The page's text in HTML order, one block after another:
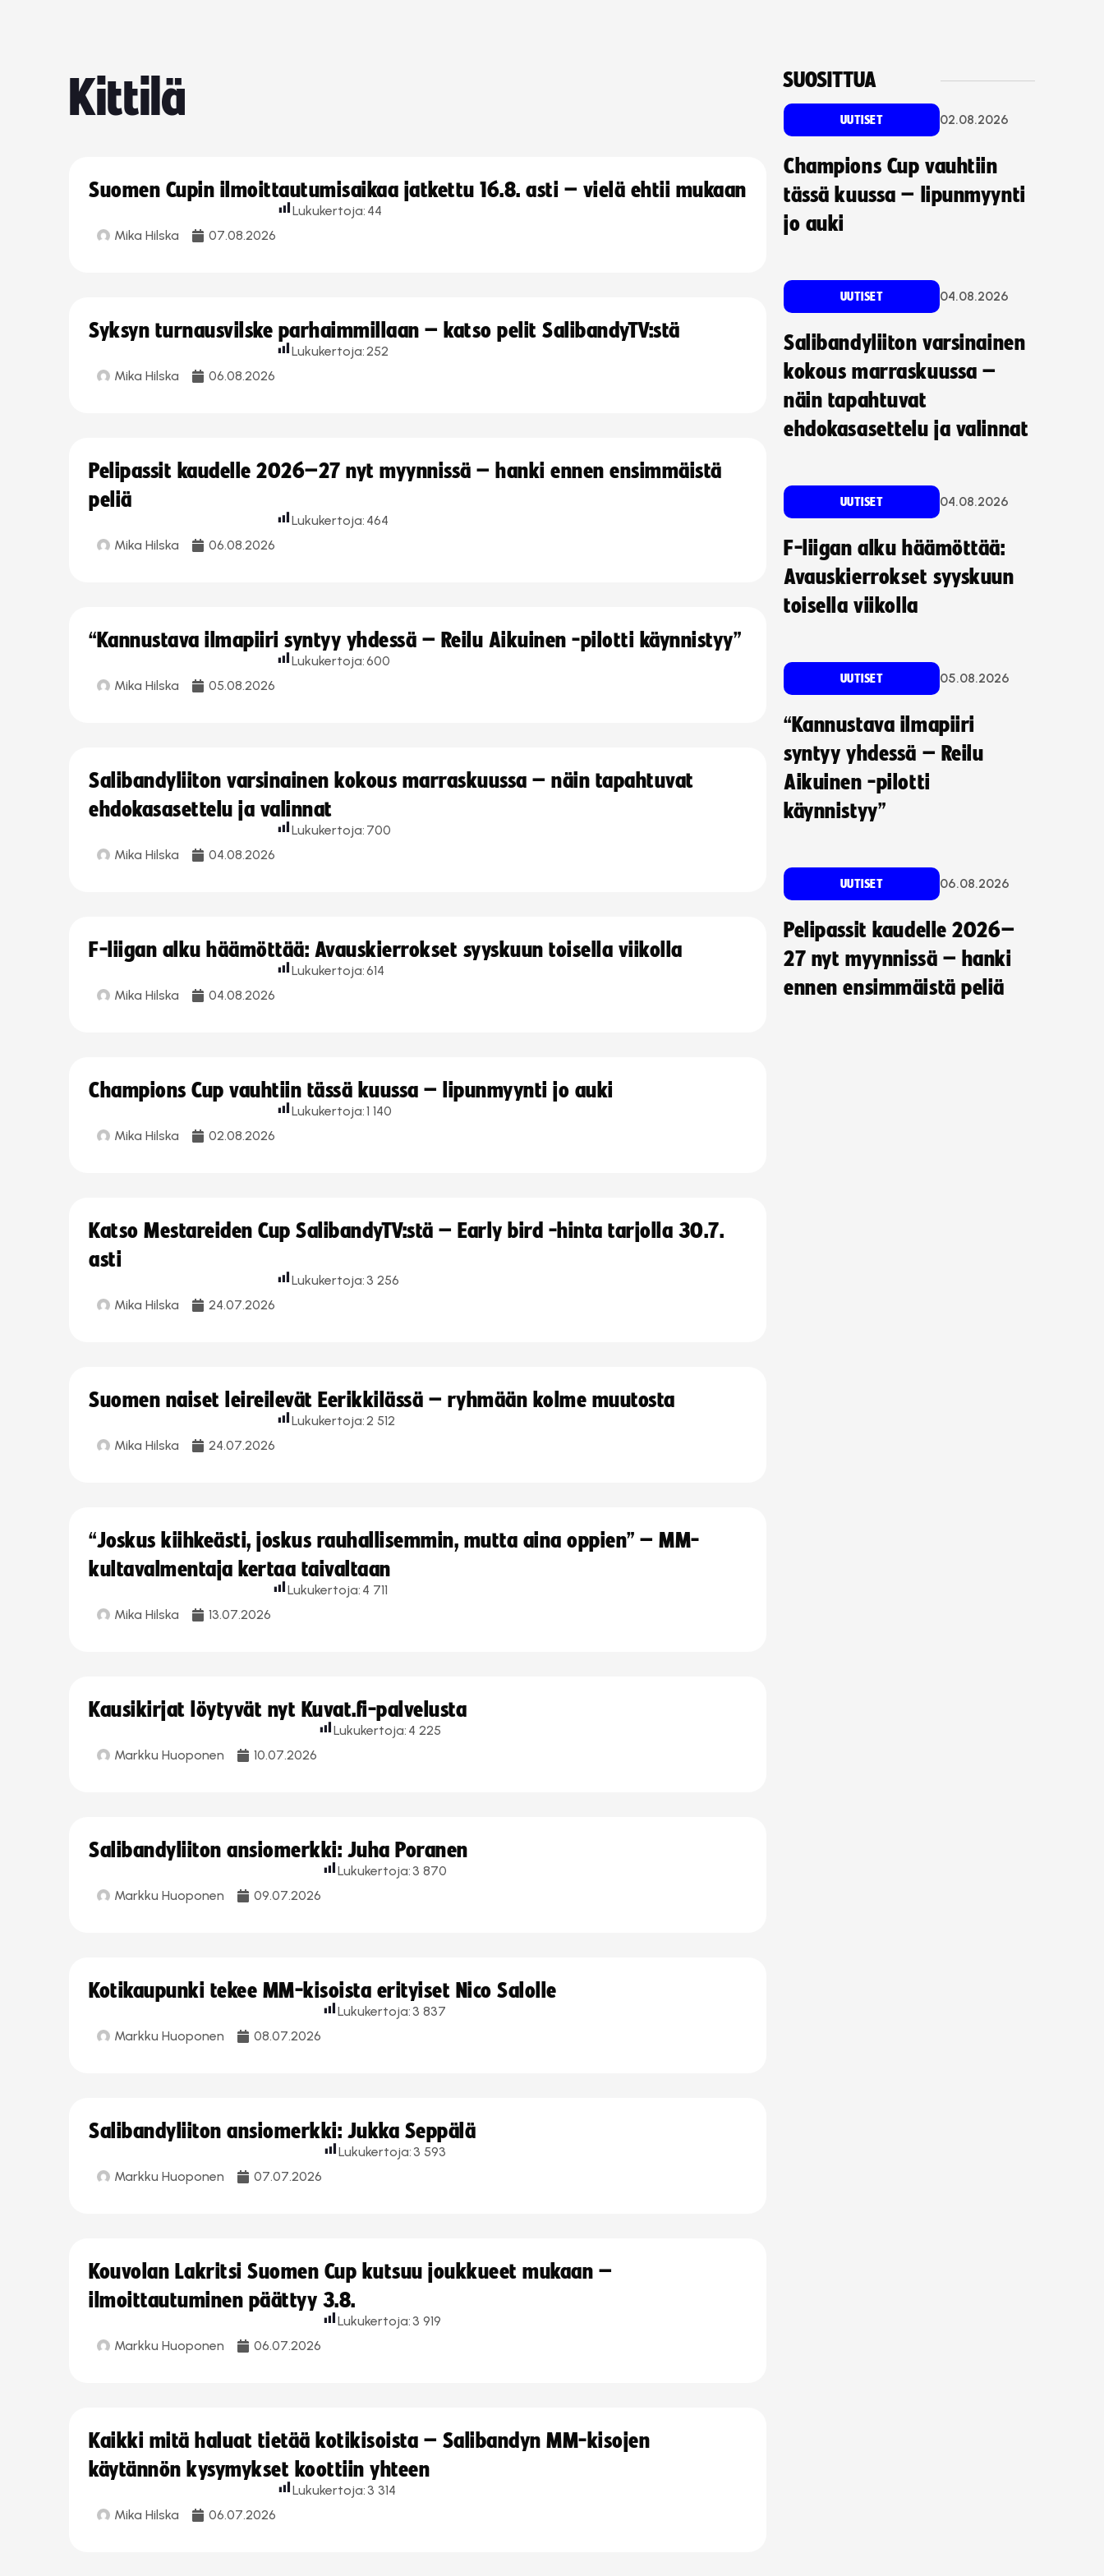
Kittilä
Suomen Cupin ilmoittautumisaikaa jatkettu 16.8. asti – vielä ehtii mukaan
Mika Hilska 07.08.2026
Lukukertoja: 44
Syksyn turnausvilske parhaimmillaan – katso pelit SalibandyTV:stä
Mika Hilska 06.08.2026
Lukukertoja:252
Pelipassit kaudelle 2026–27 nyt myynnissä – hanki ennen ensimmäistä
peliä
Mika Hilska 06.08.2026
Lukukertoja: 464
“Kannustava ilmapiiri syntyy yhdessä – Reilu Aikuinen -pilotti käynnistyy”
Mika Hilska 05.08.2026
Lukukertoja:600
Salibandyliiton varsinainen kokous marraskuussa – näin tapahtuvat
ehdokasasettelu ja valinnat
Mika Hilska 04.08.2026
Lukukertoja: 700
F-liigan alku häämöttää: Avauskierrokset syyskuun toisella viikolla
Mika Hilska 04.08.2026
Lukukertoja:614
Champions Cup vauhtiin tässä kuussa – lipunmyynti jo auki
Mika Hilska 02.08.2026
Lukukertoja:1 140
Katso Mestareiden Cup SalibandyTV:stä – Early bird -hinta tarjolla 30.7.
asti
Mika Hilska 24.07.2026
Lukukertoja: 3 256
Suomen naiset leireilevät Eerikkilässä – ryhmään kolme muutosta
Mika Hilska 24.07.2026
Lukukertoja:2 512
“Joskus kiihkeästi, joskus rauhallisemmin, mutta aina oppien” – MM-
kultavalmentaja kertaa taivaltaan
Mika Hilska 13.07.2026
Lukukertoja: 4 711
Kausikirjat löytyvät nyt Kuvat.fi-palvelusta
Markku Huoponen 10.07.2026
Lukukertoja: 4 225
Salibandyliiton ansiomerkki: Juha Poranen
Markku Huoponen 09.07.2026
Lukukertoja: 3 870
Kotikaupunki tekee MM-kisoista erityiset Nico Salolle
Markku Huoponen 08.07.2026
Lukukertoja: 3 837
Salibandyliiton ansiomerkki: Jukka Seppälä
Markku Huoponen 07.07.2026
Lukukertoja: 3 593
Kouvolan Lakritsi Suomen Cup kutsuu joukkueet mukaan –
ilmoittautuminen päättyy 3.8.
Markku Huoponen 06.07.2026
Lukukertoja: 3 919
Kaikki mitä haluat tietää kotikisoista – Salibandyn MM-kisojen
käytännön kysymykset koottiin yhteen
Mika Hilska 06.07.2026
Lukukertoja: 3 314
SUOSITTUA
UUTISET 02.08.2026
Champions Cup vauhtiin
tässä kuussa – lipunmyynti
jo auki
UUTISET 04.08.2026
Salibandyliiton varsinainen
kokous marraskuussa –
näin tapahtuvat
ehdokasasettelu ja valinnat
UUTISET 04.08.2026
F-liigan alku häämöttää:
Avauskierrokset syyskuun
toisella viikolla
UUTISET 05.08.2026
“Kannustava ilmapiiri
syntyy yhdessä – Reilu
Aikuinen -pilotti
käynnistyy”
UUTISET 06.08.2026
Pelipassit kaudelle 2026–
27 nyt myynnissä – hanki
ennen ensimmäistä peliä